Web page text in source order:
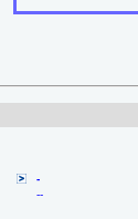
-
--